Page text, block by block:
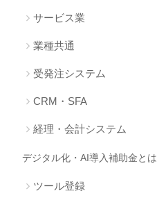
サービス業
業種共通
受発注システム
CRM・SFA
経理・会計システム
デジタル化・AI導入補助金とは
ツール登録